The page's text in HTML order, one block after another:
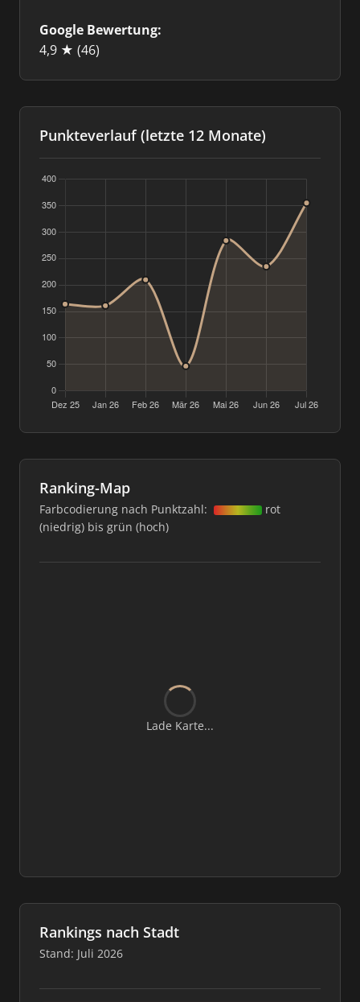
Google Bewertung:
4,9 ★ (46)
Punkteverlauf (letzte 12 Monate)
Ranking-Map
Farbcodierung nach Punktzahl:
rot
(niedrig) bis grün (hoch)
Lade Karte...
Rankings nach Stadt
Stand: Juli 2026